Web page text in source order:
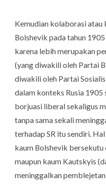
Kemudian kolaborasi atau
Bolshevik pada tahun
karena lebih merupakan
(yang diwakili oleh Partai
diwakili oleh Partai
dalam konteks Rusia 1905
borjuasi liberal sekaligus
tanpa sama sekali
terhadap SR itu sendiri.
kaum Bolshevik bersekutu
maupun kaum Kautskyis
meninggalkan